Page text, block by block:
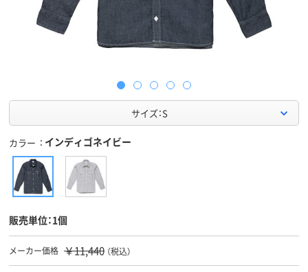
サイズ：S
カラー インディゴネイビー
販売単位：1個
メーカー価格 ￥11,440 （税込）